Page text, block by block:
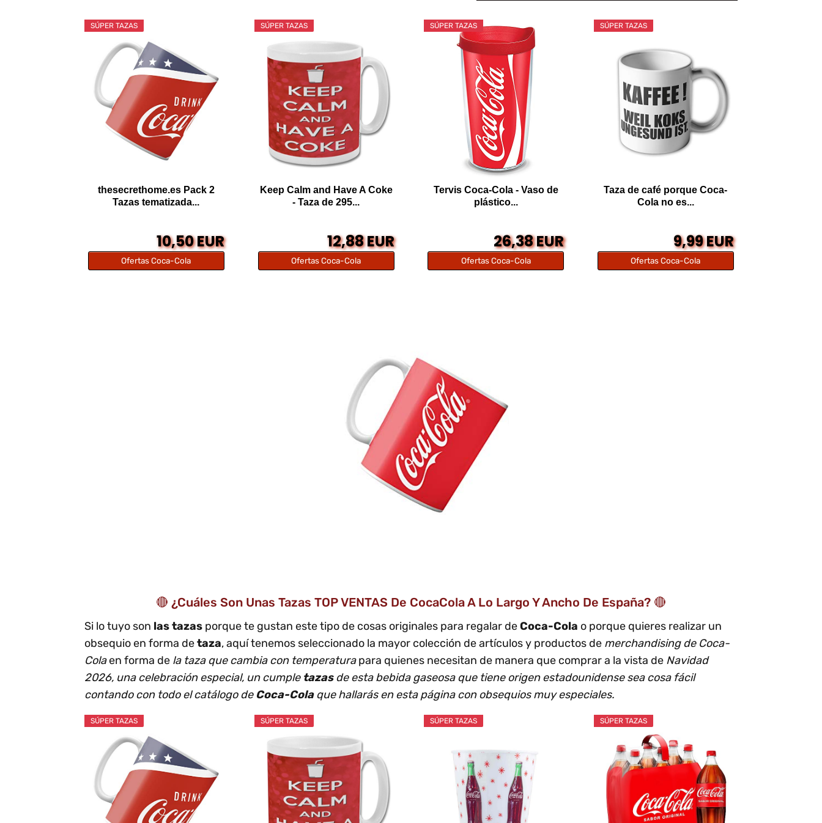
SÚPER TAZAS
thesecrethome.es Pack 2
Tazas tematizada...
10,50 EUR
Ofertas Coca-Cola
SÚPER TAZAS
Keep Calm and Have A Coke
- Taza de 295...
12,88 EUR
Ofertas Coca-Cola
SÚPER TAZAS
Tervis Coca-Cola - Vaso de
plástico...
26,38 EUR
Ofertas Coca-Cola
SÚPER TAZAS
Taza de café porque Coca-
Cola no es...
9,99 EUR
Ofertas Coca-Cola
🔴 ¿Cuáles Son Unas Tazas TOP VENTAS De CocaCola A Lo Largo Y Ancho De España? 🔴
Si lo tuyo son las tazas porque te gustan este tipo de cosas originales para regalar deCoca-Cola o porque quieres realizar un
obsequio en forma detaza, aquí tenemos seleccionado la mayor colección de artículos y productos de merchandising de Coca-
Colaen forma de la taza que cambia con temperaturapara quienes necesitan de manera que comprar a la vista de Navidad
2026, una celebración especial, un cumple tazasde esta bebida gaseosa que tiene origen estadounidense sea cosa fácil
contando con todo el catálogo de Coca-Colaque hallarás en esta página con obsequios muy especiales.
SÚPER TAZAS SÚPER TAZAS SÚPER TAZAS SÚPER TAZAS